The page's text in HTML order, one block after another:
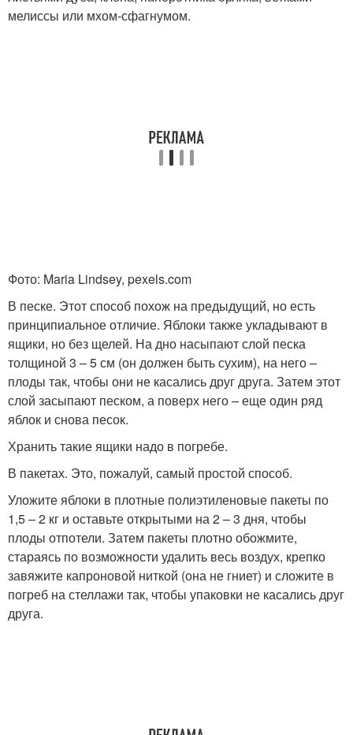
мелиссы или мхом-сфагнумом.
Фото: Maria Lindsey, pexels.com
В песке. Этот способ похож на предыдущий, но есть
принципиальное отличие. Яблоки также укладывают в
ящики, но без щелей. На дно насыпают слой песка
толщиной 3 – 5 см (он должен быть сухим), на него –
плоды так, чтобы они не касались друг друга. Затем этот
слой засыпают песком, а поверх него – еще один ряд
яблок и снова песок.
Хранить такие ящики надо в погребе.
В пакетах. Это, пожалуй, самый простой способ.
Уложите яблоки в плотные полиэтиленовые пакеты по
1,5 – 2 кг и оставьте открытыми на 2 – 3 дня, чтобы
плоды отпотели. Затем пакеты плотно обожмите,
стараясь по возможности удалить весь воздух, крепко
завяжите капроновой ниткой (она не гниет) и сложите в
погреб на стеллажи так, чтобы упаковки не касались друг
друга.